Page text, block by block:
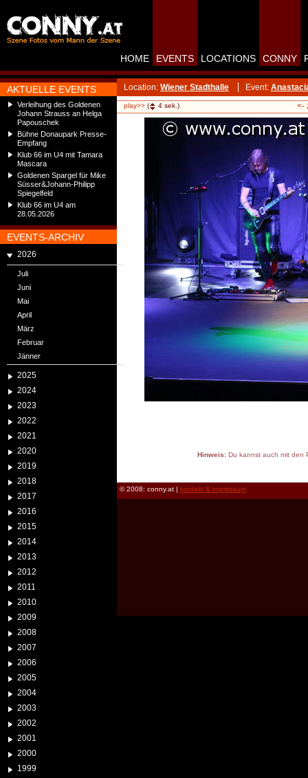
AKTUELLE EVENTS
Verleihung des Goldenen
Johann Strauss an Helga
Papouschek
Bühne Donaupark Presse-
Empfang
Klub 66 im U4 mit Tamara
Mascara
Goldenen Spargel für Mike
Süsser&Johann-Philipp
Spiegelfeld
Klub 66 im U4 am
28.05.2026
EVENTS-ARCHIV
2026
Juli
Juni
Mai
April
März
Februar
Jänner
2025
2024
2023
2022
2021
2020
2019
2018
2017
2016
2015
2014
2013
2012
2011
2010
2009
2008
2007
2006
2005
2004
2003
2002
2001
2000
1999
HOME EVENTS LOCATIONS CONNY
Location: Wiener Stadthalle Event:
play>> ( 4 sek.) <-
Hinweis:Du kannst auch mit den
© 2008: conny.at | kontakt & impressum